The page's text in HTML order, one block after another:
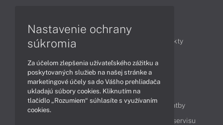
Články
Obchodné informácie
Produkty
Obsah
Ako nakupovať
Možnosti doručenia a platby
Cenník servisu
Nastavenie ochrany
súkromia
Za účelom zlepšenia užívateľského zážitku a
poskytovaných služieb na našej stránke a
marketingové účely sa do Vášho prehliadača
ukladajú súbory cookies. Kliknutím na
tlačidlo „Rozumiem“ súhlasíte s využívaním
cookies.